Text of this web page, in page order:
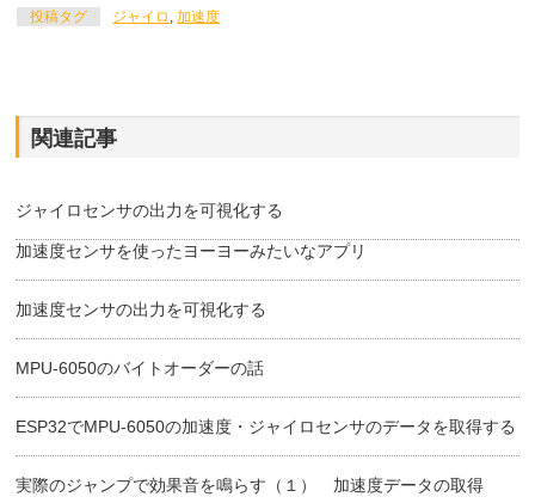
投稿タグ ジャイロ ,加速度
関連記事
ジャイロセンサの出力を可視化する
加速度センサを使ったヨーヨーみたいなアプリ
加速度センサの出力を可視化する
MPU-6050のバイトオーダーの話
ESP32でMPU-6050の加速度・ジャイロセンサのデータを取得する
実際のジャンプで効果音を鳴らす（１） 加速度データの取得